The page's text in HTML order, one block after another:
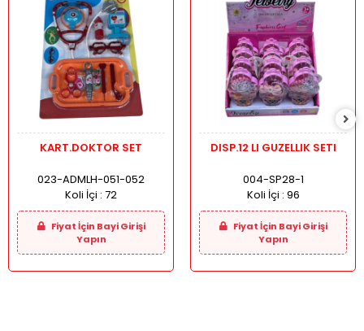
KART.DOKTOR SET
023-ADMLH-051-052
Koli İçi : 72
Fiyat İçin Bayi Girişi
Yapın
DISP.12 LI GUZELLIK SETI
004-SP28-1
Koli İçi : 96
Fiyat İçin Bayi Girişi
Yapın